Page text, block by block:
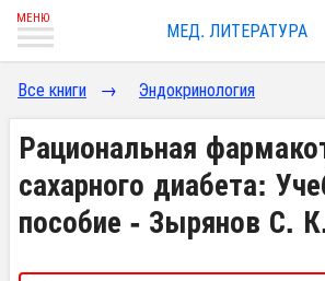
МЕД. ЛИТЕРАТУРА
Все книги → Эндокринология
Рациональная
сахарного диабета:
пособие - Зырянов С.